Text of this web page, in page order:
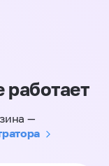
работает
—